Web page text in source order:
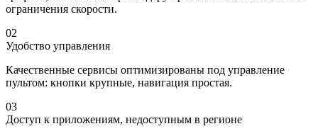
ограничения скорости.
02
Удобство управления
Качественные сервисы оптимизированы под управление
пультом: кнопки крупные, навигация простая.
03
Доступ к приложениям, недоступным в регионе